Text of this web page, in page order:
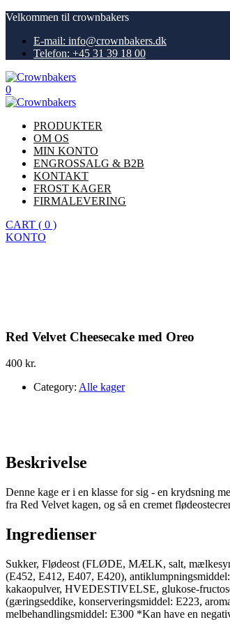
Velkommen til crownbakers
E-mail: info@crownbakers.dk
Telefon: +45 31 39 18 00
0
PRODUKTER
OM OS
MIN KONTO
ENGROSSALG & B2B
KONTAKT
FROST KAGER
FIRMALEVERING
CART ( 0 )
KONTO
Red Velvet Cheesecake med Oreo
400 kr.
Category: Alle kager
Beskrivelse
Denne kage er i en klasse for sig - en krydsning
fra Red Velvet kagen, og så en cremet
Ingredienser
Sukker, Flødeost (FLØDE, MÆLK, salt,
(E452, E412, E407, E420),
kakaopulver, HVEDESTIVELSE, glukose-
(gæringseddike, konserveringsmiddel: E223,
melbehandlingsmiddel: E300 *Kan have en